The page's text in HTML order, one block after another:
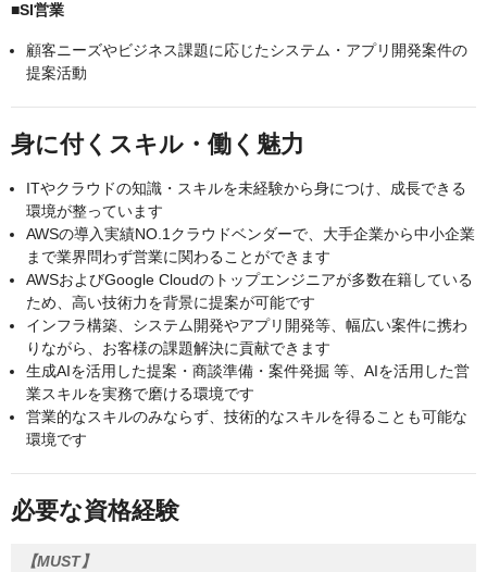
■SI営業
顧客ニーズやビジネス課題に応じたシステム・アプリ開発案件の
提案活動
身に付くスキル・働く魅力
ITやクラウドの知識・スキルを未経験から身につけ、成長できる
環境が整っています
AWSの導入実績NO.1クラウドベンダーで、大手企業から中小企業
まで業界問わず営業に関わることができます
AWSおよびGoogle Cloudのトップエンジニアが多数在籍している
ため、高い技術力を背景に提案が可能です
インフラ構築、システム開発やアプリ開発等、幅広い案件に携わ
りながら、お客様の課題解決に貢献できます
生成AIを活用した提案・商談準備・案件発掘 等、AIを活用した営
業スキルを実務で磨ける環境です
営業的なスキルのみならず、技術的なスキルを得ることも可能な
環境です
必要な資格経験
【MUST】